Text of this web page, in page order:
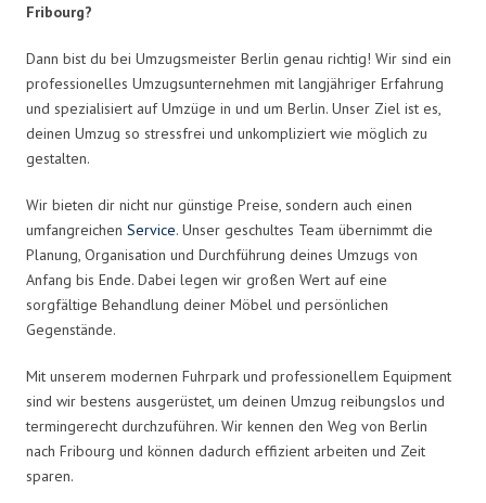
Fribourg?
Dann bist du bei Umzugsmeister Berlin genau richtig! Wir sind ein
professionelles Umzugsunternehmen mit langjähriger Erfahrung
und spezialisiert auf Umzüge in und um Berlin. Unser Ziel ist es,
deinen Umzug so stressfrei und unkompliziert wie möglich zu
gestalten.
Wir bieten dir nicht nur günstige Preise, sondern auch einen
umfangreichen Service. Unser geschultes Team übernimmt die
Planung, Organisation und Durchführung deines Umzugs von
Anfang bis Ende. Dabei legen wir großen Wert auf eine
sorgfältige Behandlung deiner Möbel und persönlichen
Gegenstände.
Mit unserem modernen Fuhrpark und professionellem Equipment
sind wir bestens ausgerüstet, um deinen Umzug reibungslos und
termingerecht durchzuführen. Wir kennen den Weg von Berlin
nach Fribourg und können dadurch effizient arbeiten und Zeit
sparen.